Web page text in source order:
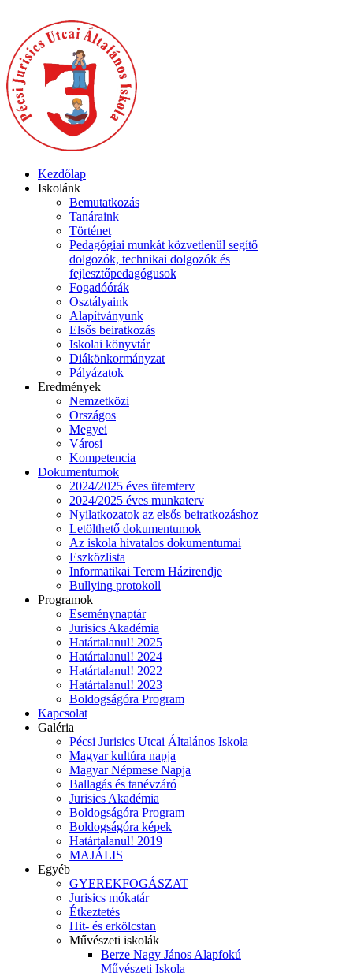
Kezdőlap
Iskolánk
Bemutatkozás
Tanáraink
Történet
Pedagógiai munkát közvetlenül segítő
dolgozók, technikai dolgozók és
fejlesztőpedagógusok
Fogadóórák
Osztályaink
Alapítványunk
Elsős beiratkozás
Iskolai könyvtár
Diákönkormányzat
Pályázatok
Eredmények
Nemzetközi
Országos
Megyei
Városi
Kompetencia
Dokumentumok
2024/2025 éves ütemterv
2024/2025 éves munkaterv
Nyilatkozatok az elsős beiratkozáshoz
Letölthető dokumentumok
Az iskola hivatalos dokumentumai
Eszközlista
Informatikai Terem Házirendje
Bullying protokoll
Programok
Eseménynaptár
Jurisics Akadémia
Határtalanul! 2025
Határtalanul! 2024
Határtalanul! 2022
Határtalanul! 2023
Boldogságóra Program
Kapcsolat
Galéria
Pécsi Jurisics Utcai Általános Iskola
Magyar kultúra napja
Magyar Népmese Napja
Ballagás és tanévzáró
Jurisics Akadémia
Boldogságóra Program
Boldogságóra képek
Határtalanul! 2019
MAJÁLIS
Egyéb
GYEREKFOGÁSZAT
Jurisics mókatár
Étkeztetés
Hit- és erkölcstan
Művészeti iskolák
Berze Nagy János Alapfokú
Művészeti Iskola